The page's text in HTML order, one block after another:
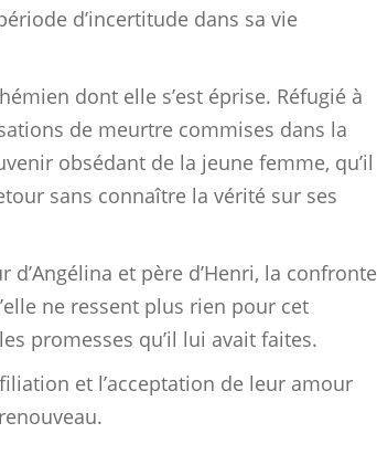
d’incertitude dans sa vie
dont elle s’est éprise. Réfugié à
de meurtre commises dans la
obsédant de la jeune femme, qu’il
sans connaître la vérité sur ses
et père d’Henri, la confronte
ne ressent plus rien pour cet
promesses qu’il lui avait faites.
et l’acceptation de leur amour